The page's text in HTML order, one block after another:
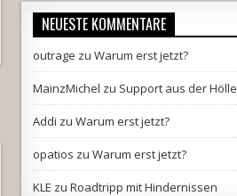
NEUESTE KOMMENTARE
outrage zu Warum erst jetzt?
MainzMichel zu Support aus der Hölle
Addi zu Warum erst jetzt?
opatios zu Warum erst jetzt?
KLE zu Roadtripp mit Hindernissen